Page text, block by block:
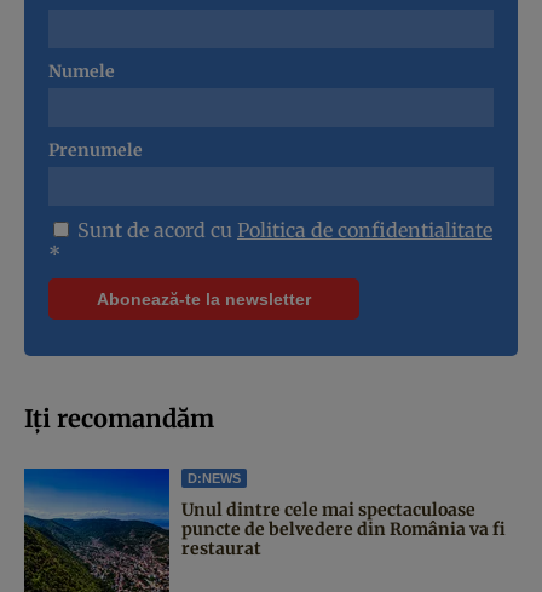
Numele
Prenumele
Sunt de acord cu Politica de confidentialitate
*
Iți recomandăm
D:NEWS
Unul dintre cele mai spectaculoase
puncte de belvedere din România va fi
restaurat